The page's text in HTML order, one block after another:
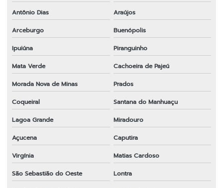
Antônio Dias
Araújos
Arceburgo
Buenópolis
Ipuiúna
Piranguinho
Mata Verde
Cachoeira de Pajeú
Morada Nova de Minas
Prados
Coqueiral
Santana do Manhuaçu
Lagoa Grande
Miradouro
Açucena
Caputira
Virgínia
Matias Cardoso
São Sebastião do Oeste
Lontra